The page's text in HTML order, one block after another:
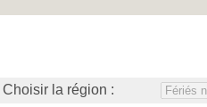
Choisir la région :